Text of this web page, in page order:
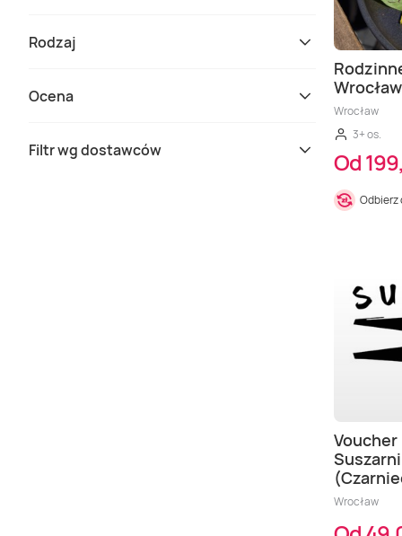
Rodzaj
Ocena
Filtr wg dostawców
Wrocław
3+ os.
Od
Odbierz
Wrocław